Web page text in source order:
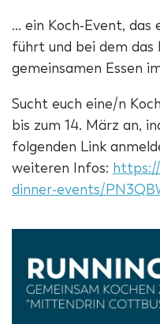
… ein Koch-Event, das
führt und bei dem das
gemeinsamen Essen
Sucht euch eine/n
bis zum 14. März an,
folgenden Link
weiteren Infos:
dinner-events/